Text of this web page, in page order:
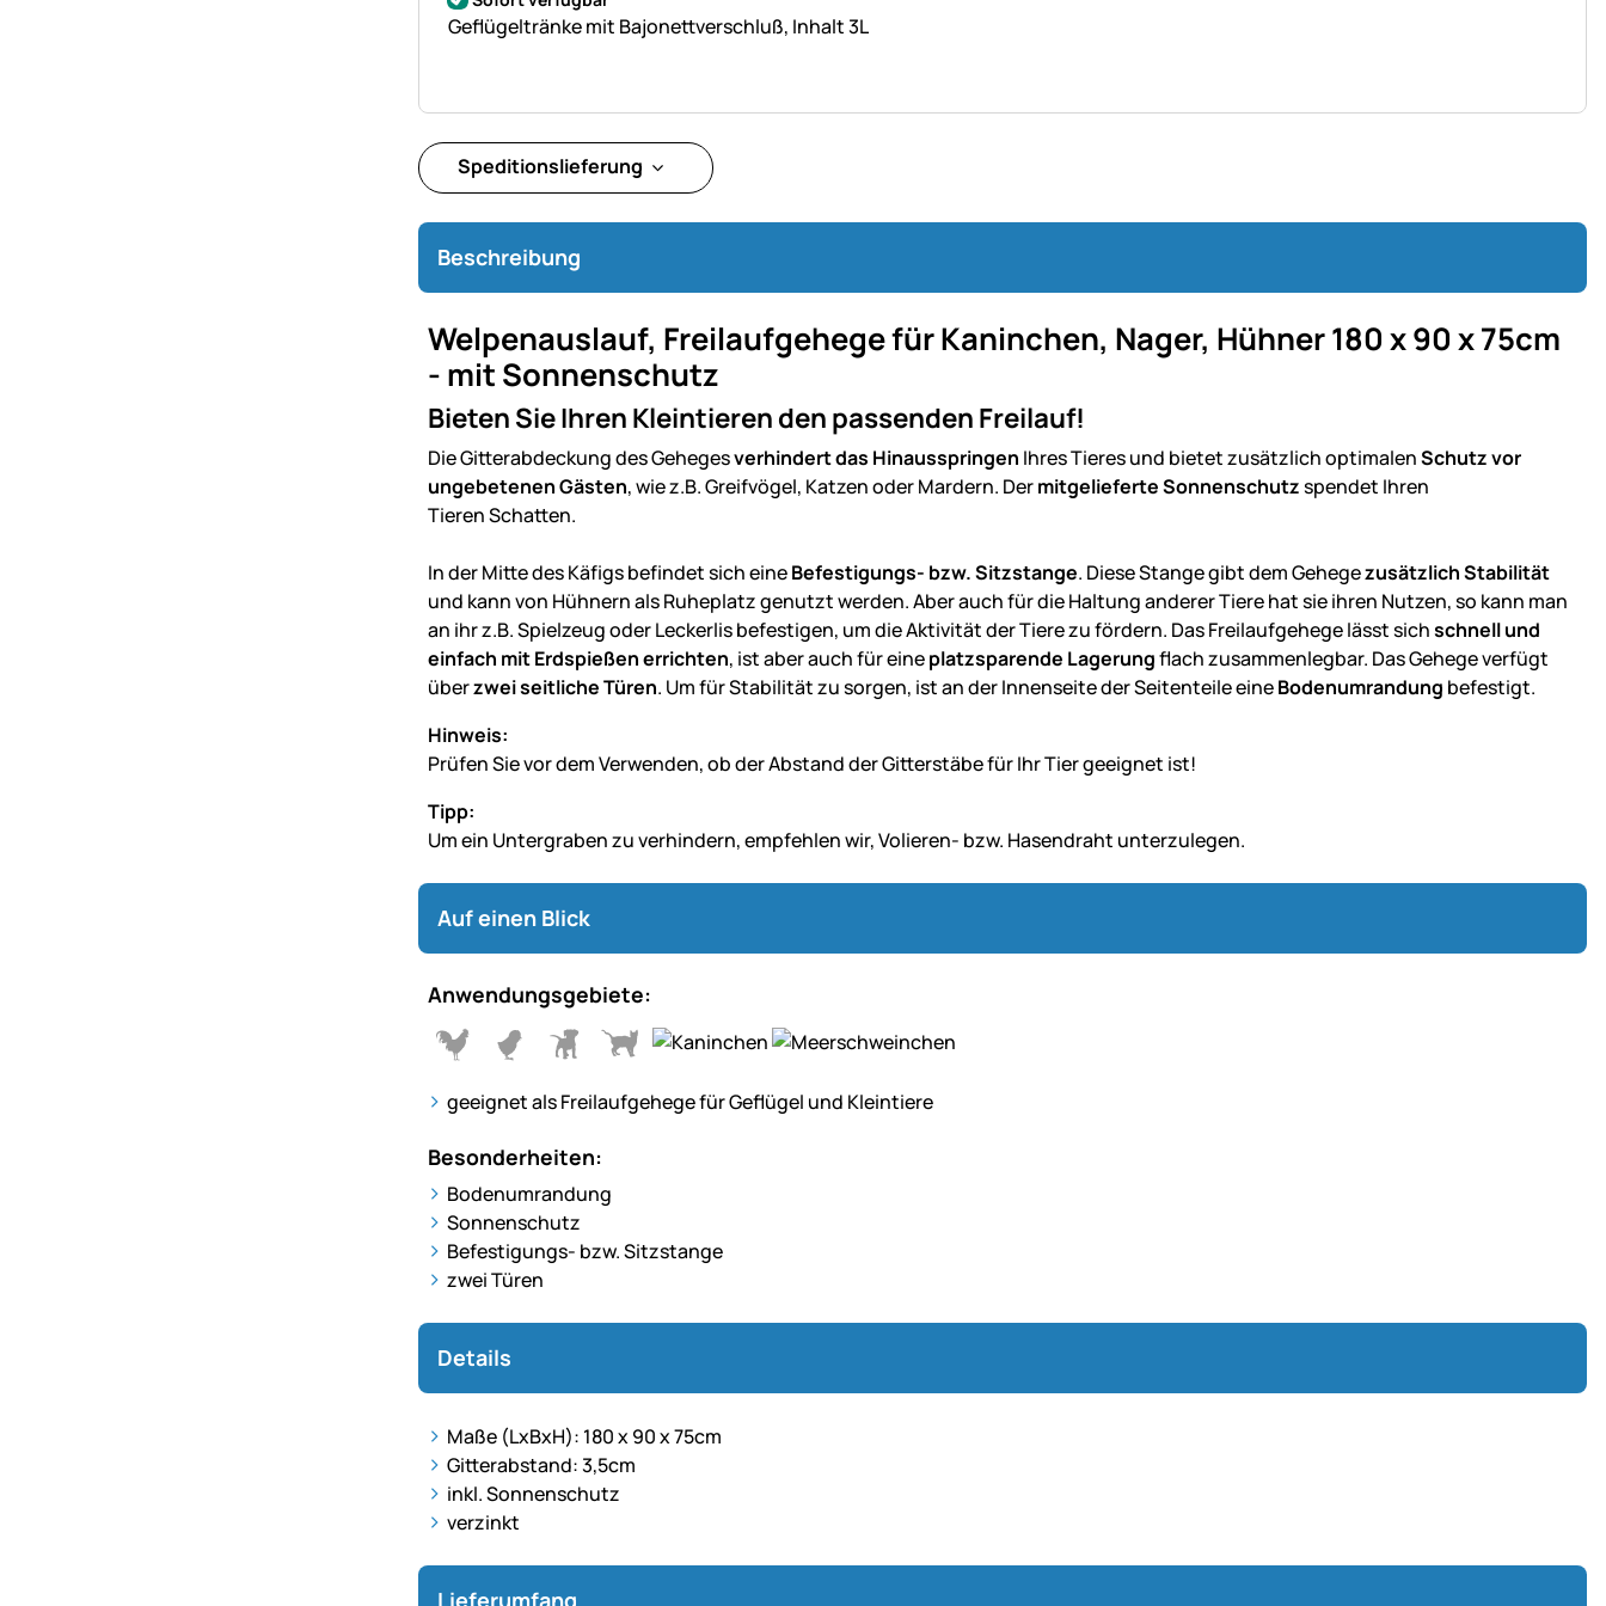
Geflügeltränke mit Bajonettverschluß, Inhalt 3L
Speditionslieferung
Beschreibung
Welpenauslauf, Freilaufgehege für Kaninchen, Nager, Hühner 180 x 90 x 75cm
- mit Sonnenschutz
Bieten Sie Ihren Kleintieren den passenden Freilauf!
Die Gitterabdeckung des Gehegesverhindert das Hinausspringen Ihres Tieres und bietet zusätzlich optimalenSchutz vor
ungebetenen Gästen, wie z.B. Greifvögel, Katzen oder Mardern. Dermitgelieferte Sonnenschutzspendet Ihren
Tieren Schatten.
In der Mitte des Käfigs befindet sich eineBefestigungs- bzw. Sitzstange. Diese Stange gibt dem Gehegezusätzlich Stabilität
und kann von Hühnern als Ruheplatz genutzt werden. Aber auch für die Haltung anderer Tiere hat sie ihren Nutzen, so kann man
an ihr z.B. Spielzeug oder Leckerlis befestigen, um die Aktivität der Tiere zu fördern. Das Freilaufgehege lässt sichschnell und
einfach mit Erdspießen errichten, ist aber auch für eineplatzsparende Lagerungflach zusammenlegbar. Das Gehege verfügt
überzwei seitliche Türen. Um für Stabilität zu sorgen, ist an der Innenseite der Seitenteile eineBodenumrandung befestigt.
Hinweis:
Prüfen Sie vor dem Verwenden, ob der Abstand der Gitterstäbe für Ihr Tier geeignet ist!
Tipp:
Um ein Untergraben zu verhindern, empfehlen wir, Volieren- bzw. Hasendraht unterzulegen.
Auf einen Blick
Anwendungsgebiete:
geeignet als Freilaufgehege für Geflügel und Kleintiere
Besonderheiten:
Bodenumrandung
Sonnenschutz
Befestigungs- bzw. Sitzstange
zwei Türen
Details
Maße (LxBxH): 180 x 90 x 75cm
Gitterabstand: 3,5cm
inkl. Sonnenschutz
verzinkt
Lieferumfang